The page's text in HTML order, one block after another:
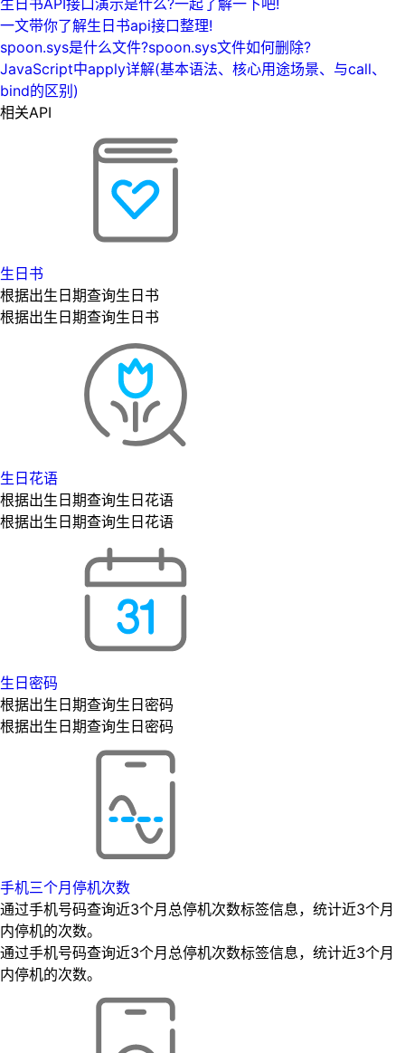
一文带你了解生日书api接口整理!
spoon.sys是什么文件?spoon.sys文件如何删除?
JavaScript中apply详解(基本语法、核心用途场景、与call、
bind的区别)
相关API
生日书
根据出生日期查询生日书
根据出生日期查询生日书
生日花语
根据出生日期查询生日花语
根据出生日期查询生日花语
生日密码
根据出生日期查询生日密码
根据出生日期查询生日密码
手机三个月停机次数
通过手机号码查询近3个月总停机次数标签信息，统计近3个月
内停机的次数。
通过手机号码查询近3个月总停机次数标签信息，统计近3个月
内停机的次数。